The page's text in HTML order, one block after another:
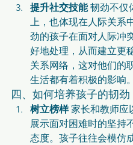
提升社交技能 韧劲不仅
上，也体现在人际关系
劲的孩子在面对人际冲
好地处理，从而建立更
关系网络，这对他们的
生活都有着积极的影响。
四、如何培养孩子的韧劲
树立榜样 家长和教师应
展示面对困难时的坚持
态度。孩子往往会模仿